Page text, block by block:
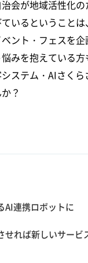
会が地域活性化
いるということ
ント・フェスを
みを抱えている
ステム・AIさく
？
AI連携ロボットに
れば新しいサービ